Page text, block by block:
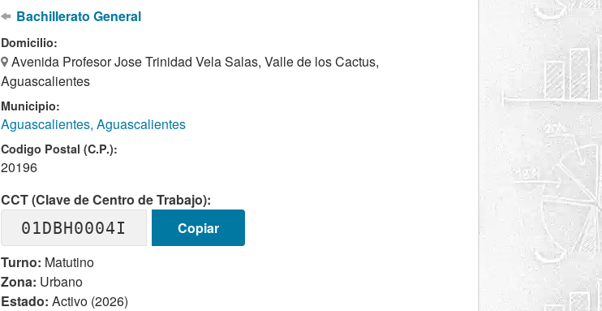
Bachillerato General
Domicilio:
Avenida Profesor Jose Trinidad Vela Salas, Valle de los Cactus,
Aguascalientes
Municipio:
Aguascalientes, Aguascalientes
Codigo Postal (C.P.):
20196
CCT (Clave de Centro de Trabajo):
01DBH0004I
Copiar
Turno: Matutino
Zona: Urbano
Estado: Activo (2026)